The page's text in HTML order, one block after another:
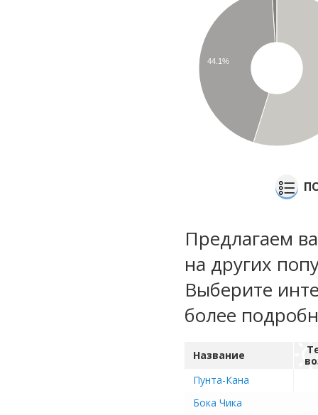
44.1%
Предлагаем
на других
Выберите
более
Название
Пунта-Кана
Бока Чика